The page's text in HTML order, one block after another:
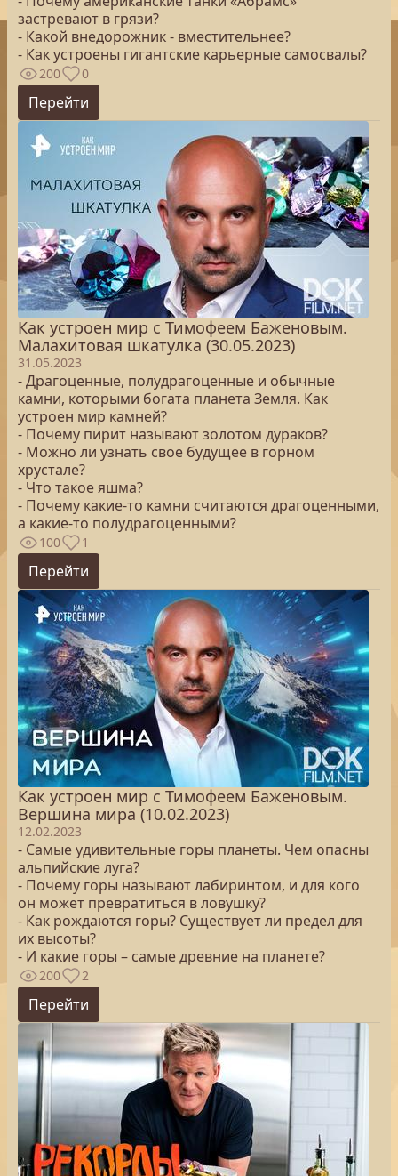
застревают в грязи?
- Какой внедорожник - вместительнее?
- Как устроены гигантские карьерные самосвалы?
200 0
Перейти
Как устроен мир с Тимофеем Баженовым.
Малахитовая шкатулка (30.05.2023)
31.05.2023
- Драгоценные, полудрагоценные и обычные
камни, которыми богата планета Земля. Как
устроен мир камней?
- Почему пирит называют золотом дураков?
- Можно ли узнать свое будущее в горном
хрустале?
- Что такое яшма?
- Почему какие-то камни считаются драгоценными,
а какие-то полудрагоценными?
100 1
Перейти
Как устроен мир с Тимофеем Баженовым.
Вершина мира (10.02.2023)
12.02.2023
- Самые удивительные горы планеты. Чем опасны
альпийские луга?
- Почему горы называют лабиринтом, и для кого
он может превратиться в ловушку?
- Как рождаются горы? Существует ли предел для
их высоты?
- И какие горы – самые древние на планете?
200 2
Перейти